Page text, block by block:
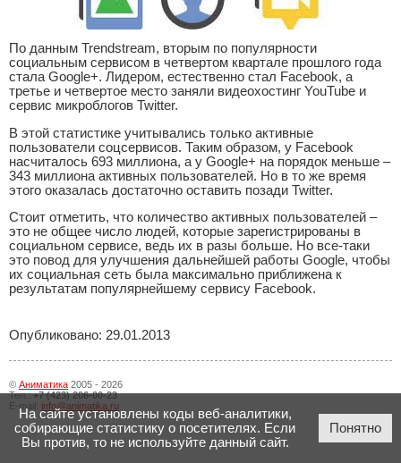
По данным Trendstream, вторым по популярности
социальным сервисом в четвертом квартале прошлого года
стала Google+. Лидером, естественно стал Facebook, а
третье и четвертое место заняли видеохостинг YouTube и
сервис микроблогов Twitter.
В этой статистике учитывались только активные
пользователи соцсервисов. Таким образом, у Facebook
насчиталось 693 миллиона, а у Google+ на порядок меньше –
343 миллиона активных пользователей. Но в то же время
этого оказалась достаточно оставить позади Twitter.
Стоит отметить, что количество активных пользователей –
это не общее число людей, которые зарегистрированы в
социальном сервисе, ведь их в разы больше. Но все-таки
это повод для улучшения дальнейшей работы Google, чтобы
их социальная сеть была максимально приближена к
результатам популярнейшему сервису Facebook.
Опубликовано: 29.01.2013
© Аниматика 2005 - 2026
Тел.:+7 (423) 206-00-23
E-mail: info@animatika.ru
На сайте установлены коды веб-аналитики,
собирающие статистику о посетителях. Если
Вы против, то не используйте данный сайт.
Понятно